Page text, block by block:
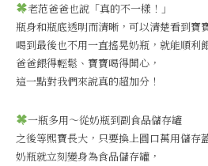
老范爸爸也說「真的不一樣！」
瓶身和瓶底透明而清晰，可以清楚看到寶
喝到最後也不用一直搖晃奶瓶，就能順利
爸爸餵得輕鬆、寶寶喝得開心，
這一點對我們來說真的超加分！
一瓶多用～從奶瓶到副食品儲存罐
之後等熙寶長大，只要換上圓口萬用儲存
奶瓶就立刻變身為食品儲存罐，